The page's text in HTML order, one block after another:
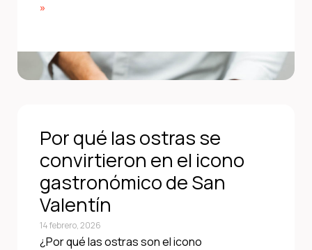
»
Por qué las ostras se
convirtieron en el icono
gastronómico de San
Valentín
14 febrero, 2026
¿Por qué las ostras son el icono